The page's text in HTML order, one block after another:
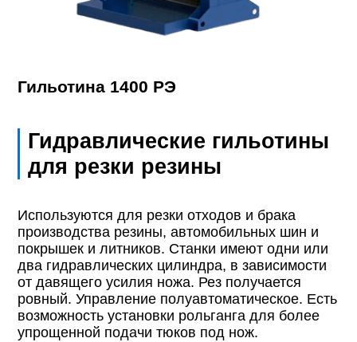
Гильотина 1400 РЭ
Гидравлические гильотины
для резки резины
Используются для резки отходов и брака
производства резины, автомобильных шин и
покрышек и литников. Станки имеют одни или
два гидравлических цилиндра, в зависимости
от давящего усилия ножа. Рез получается
ровный. Управление полуавтоматическое. Есть
возможность установки рольганга для более
упрощенной подачи тюков под нож.